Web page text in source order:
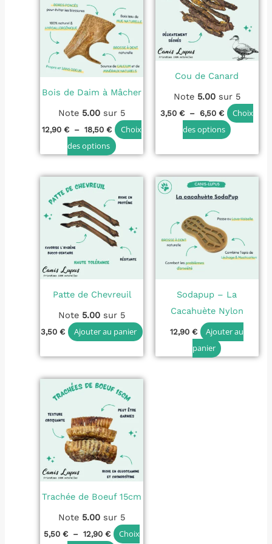
Bois de Daim à Mâcher
Note 5.00 sur 5
12,90€ – 18,50€
18,50 €
Choix
des options
plusieurs
variations.
Les
options
peuvent
être
choisies
sur
la
du
produit
Cou de Canard
Note 5.00sur 5
3,50 € – 6,50 €
à
6,50 €
Choix
des options
plusieurs
Les
options
peuvent
être
choisies
sur
du
produit
Patte de Chevreuil
Note 5.00 sur 5
3,50€ Ajouter au panier
Sodapup – La
Cacahuète Nylon
12,90 €
Ajouter au
panier
Trachée de Boeuf 15cm
Note 5.00 sur 5
5,50 € – 12,90 €
de
prix :
5,50 €
à
12,90 €
Choix
produit
a
plusieurs
variations.
Les
options
peuvent
être
choisies